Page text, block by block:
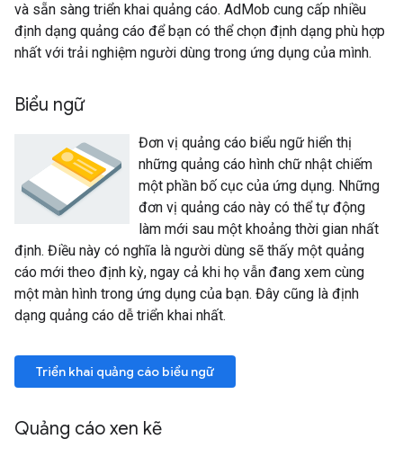
và sẵn sàng triển khai quảng cáo. AdMob cung cấp nhiều
định dạng quảng cáo để bạn có thể chọn định dạng phù hợp
nhất với trải nghiệm người dùng trong ứng dụng của mình.
Biểu ngữ
Đơn vị quảng cáo biểu ngữ hiển thị
những quảng cáo hình chữ nhật chiếm
một phần bố cục của ứng dụng. Những
đơn vị quảng cáo này có thể tự động
làm mới sau một khoảng thời gian nhất
định. Điều này có nghĩa là người dùng sẽ thấy một quảng
cáo mới theo định kỳ, ngay cả khi họ vẫn đang xem cùng
một màn hình trong ứng dụng của bạn. Đây cũng là định
dạng quảng cáo dễ triển khai nhất.
Triển khai quảng cáo biểu ngữ
Quảng cáo xen kẽ